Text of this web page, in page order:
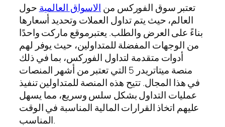
تعتبر سوق الفوركس من الاسواق العالمية حول
العالم، حيث يتم تداول العملات وتحديد أسعارها
بناءً على العرض والطلب. يعتبرموقع ماركت واحدًا
من الوجهات المفضلة للمتداولين، حيث يوفر لهم
أدوات متقدمة لتداول الفوركس، بما في ذلك
منصة ميتاتريدر 5 التي تعتبر من أشهر المنصات
في هذا المجال. تتيح هذه المنصة للمتداولين تنفيذ
عمليات التداول بشكل سلس وسريع، مما يسهل
عليهم اتخاذ القرارات المالية المناسبة في الوقت
المناسب.